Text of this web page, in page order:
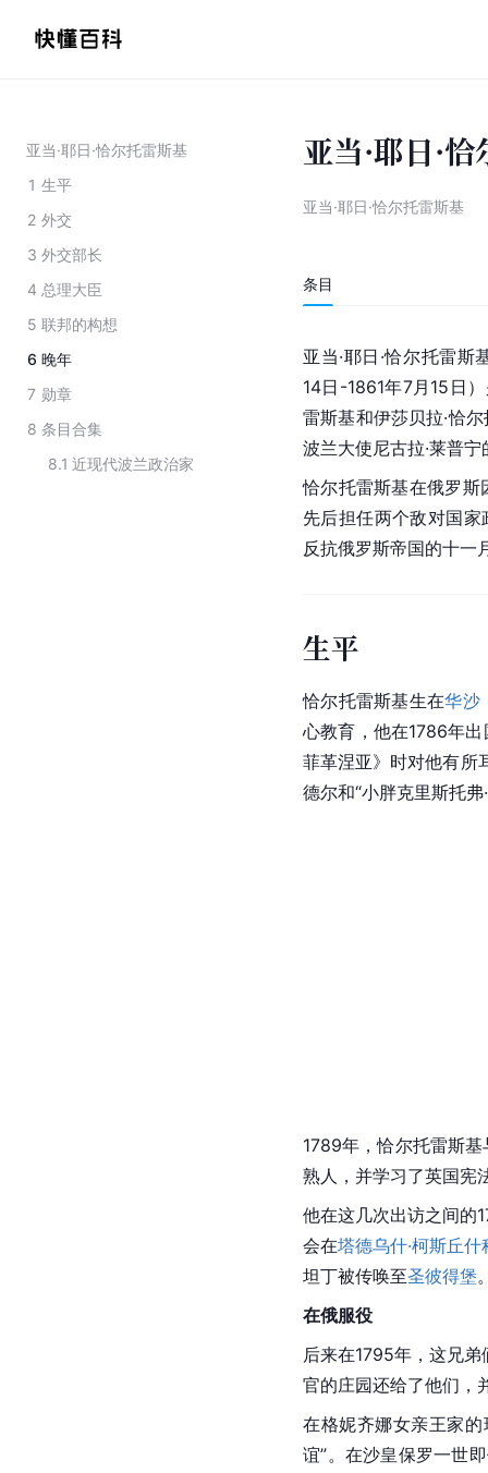
亚当·耶日·恰尔托雷斯基
1 生平
2 外交
3 外交部长
4 总理大臣
5 联邦的构想
6 晚年
7 勋章
8 条目合集
8.1 近现代波兰政治家
亚当·耶日·
亚当·耶日·恰尔托雷斯基
条目
亚当·耶日·恰尔托雷斯
14日-1861年7月15日
雷斯基和伊莎贝拉·恰
波兰大使尼古拉·莱普
恰尔托雷斯基在俄罗斯
先后担任两个敌对国
反抗俄罗斯帝国的十一
生平
恰尔托雷斯基生在华沙
心教育，他在1786年
菲革涅亚》时对他有所
德尔和“小胖克里斯托弗
1789年，恰尔托雷斯
熟人，并学习了英国宪
他在这几次出访之间的
会在塔德乌什·柯斯丘什
坦丁被传唤至圣彼得堡
在俄服役
后来在1795年，这兄弟
官的庄园还给了他们，
在格妮齐娜女亲王家
谊”。在沙皇保罗一世